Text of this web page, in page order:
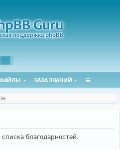
ФАЙЛЫ БАЗА ЗНАНИЙ
благодарностей.